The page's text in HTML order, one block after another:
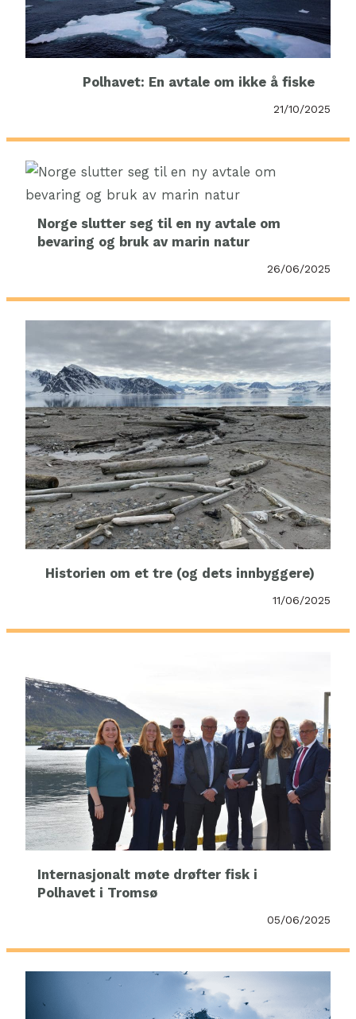
Polhavet: En avtale om ikke å fiske
21/10/2025
Norge slutter seg til en ny avtale om
bevaring og bruk av marin natur
26/06/2025
Historien om et tre (og dets innbyggere)
11/06/2025
Internasjonalt møte drøfter fisk i
Polhavet i Tromsø
05/06/2025